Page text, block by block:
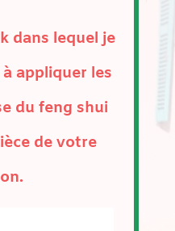
dans lequel je
appliquer les
du feng shui
de votre